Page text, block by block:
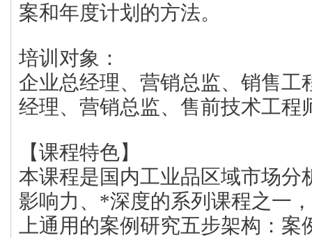
案和年度计划的方法。
培训对象：
企业总经理、营销总监、销售工
经理、营销总监、售前技术工程
【课程特色】
本课程是国内工业品区域市场分
影响力、*深度的系列课程之一
上通用的案例研究五步架构：